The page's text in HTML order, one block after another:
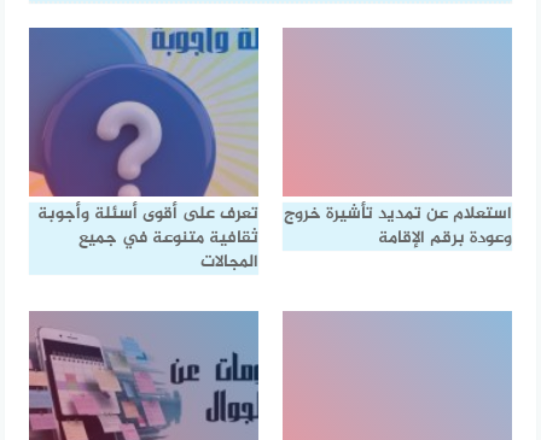
استعلام عن تمديد تأشيرة خروج
وعودة برقم الإقامة
تعرف على أقوى أسئلة وأجوبة
ثقافية متنوعة في جميع
المجالات